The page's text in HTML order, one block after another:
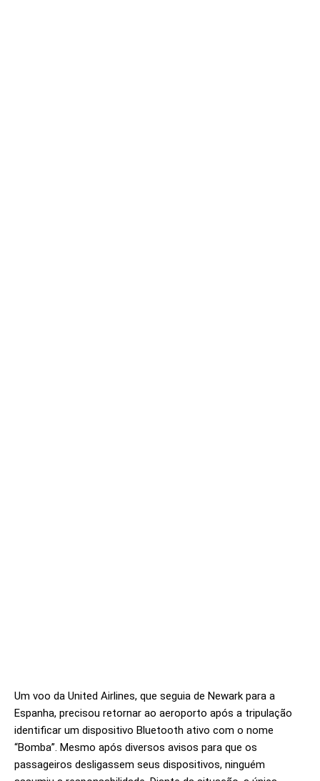
Um voo da United Airlines, que seguia de Newark para a
Espanha, precisou retornar ao aeroporto após a tripulação
identificar um dispositivo Bluetooth ativo com o nome
“Bomba”. Mesmo após diversos avisos para que os
passageiros desligassem seus dispositivos, ninguém